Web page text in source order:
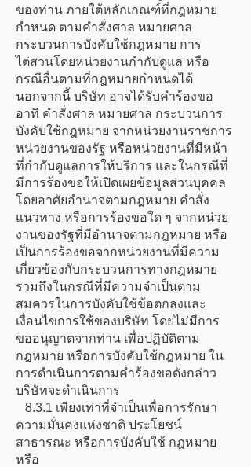
ของท่าน ภายใต้หลักเกณฑ์ที่กฎหมาย
กำหนด ตามคำสั่งศาล หมายศาล
กระบวนการบังคับใช้กฎหมาย การ
ไต่สวนโดยหน่วยงานกำกับดูแล หรือ
กรณีอื่นตามที่กฎหมายกำหนดได้
นอกจากนี้ บริษัท อาจได้รับคำร้องขอ
อาทิ คำสั่งศาล หมายศาล กระบวนการ
บังคับใช้กฎหมาย จากหน่วยงานราชการ
หน่วยงานของรัฐ หรือหน่วยงานที่มีหน้า
ที่กำกับดูแลการให้บริการ และในกรณีที่
มีการร้องขอให้เปิดเผยข้อมูลส่วนบุคคล
โดยอาศัยอำนาจตามกฎหมาย คำสั่ง
แนวทาง หรือการร้องขอใด ๆ จากหน่วย
งานของรัฐที่มีอำนาจตามกฎหมาย หรือ
เป็นการร้องขอจากหน่วยงานที่มีความ
เกี่ยวข้องกับกระบวนการทางกฎหมาย
รวมถึงในกรณีที่มีความจำเป็นตาม
สมควรในการบังคับใช้ข้อตกลงและ
เงื่อนไขการใช้ของบริษัท โดยไม่มีการ
ขออนุญาตจากท่าน เพื่อปฏิบัติตาม
กฎหมาย หรือการบังคับใช้กฎหมาย ใน
การดำเนินการตามคำร้องขอดังกล่าว
บริษัทจะดำเนินการ
8.3.1 เพียงเท่าที่จำเป็นเพื่อการรักษา
ความมั่นคงแห่งชาติ ประโยชน์
สาธารณะ หรือการบังคับใช้ กฎหมาย
หรือ